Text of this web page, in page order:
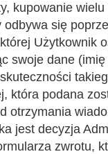
kupowanie
się
Użytkownik
swoje dane
która podana
otrzymania
jest decyzja
zwrotu,